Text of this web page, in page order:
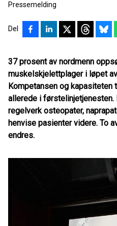
Pressemelding
Del
37 prosent av nordmenn
muskelskjelettplager i løpet
Kompetansen og kapasiteten
allerede i førstelinjetjenesten.
regelverk osteopater,
henvise pasienter videre. To
endres.